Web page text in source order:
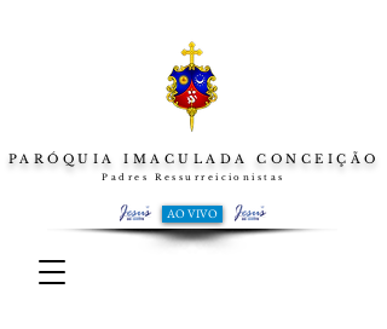
AO VIVO
PARÓQUIA IMACULADA CONCEIÇÃO
Padres Ressurreicionistas